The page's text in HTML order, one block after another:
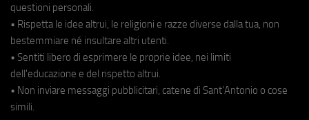
questioni personali.
• Rispetta le idee altrui, le religioni e razze diverse dalla tua, non
bestemmiare né insultare altri utenti.
• Sentiti libero di esprimere le proprie idee, nei limiti
dell'educazione e del rispetto altrui.
• Non inviare messaggi pubblicitari, catene di Sant'Antonio o cose
simili.